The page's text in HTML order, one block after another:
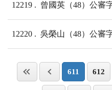
12219 曾國英（48）公審
12220 吳榮山（48）公審
611 612